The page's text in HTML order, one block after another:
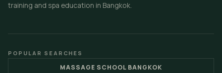
training and spa education in Bangkok.
POPULAR SEARCHES
MASSAGE SCHOOL BANGKOK